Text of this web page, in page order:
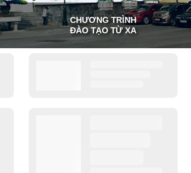
CHƯƠNG TRÌNH
ĐÀO TẠO TỪ XA